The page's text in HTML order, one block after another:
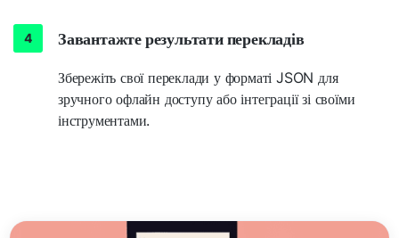
Завантажте результати перекладів
Збережіть свої переклади у форматі JSON для
зручного офлайн доступу або інтеграції зі своїми
інструментами.